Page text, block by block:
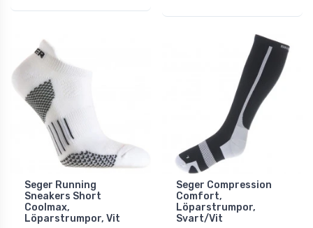
Seger Running
Sneakers Short
Coolmax,
Löparstrumpor, Vit
Seger Compression
Comfort,
Löparstrumpor,
Svart/Vit